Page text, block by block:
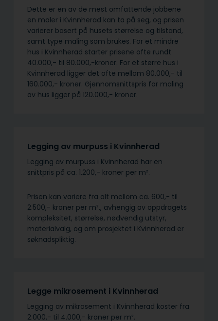
Dette er en av de mest omfattende jobbene
en maler i Kvinnherad kan ta på seg, og prisen
varierer basert på husets størrelse og tilstand,
samt type maling som brukes. For et mindre
hus i Kvinnherad starter prisene ofte rundt
40.000,- til 80.000,-kroner. For et større hus i
Kvinnherad ligger det ofte mellom 80.000,- til
160.000,- kroner. Gjennomsnittspris for maling
av hus ligger på 120.000,- kroner.
Legging av murpuss i Kvinnherad
Legging av murpuss i Kvinnherad har en
snittpris på ca. 1.200,- kroner per m².
Prisen kan variere fra alt mellom ca. 600,- til
2.500,- kroner per m²., avhengig av oppdragets
kompleksitet, størrelse, nødvendig utstyr,
materialvalg, og om prosjektet i Kvinnherad er
søknadspliktig.
Legge mikrosement i Kvinnherad
Legging av mikrosement i Kvinnherad koster fra
2.000,- til 4.000,- kroner per m².